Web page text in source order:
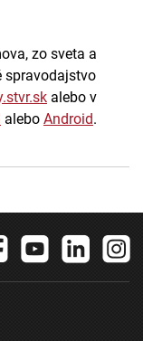
zo sveta a
spravodajstvo
alebo v
alebo Android.